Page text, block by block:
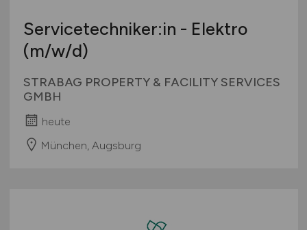
Servicetechniker:in - Elektro
(m/w/d)
STRABAG PROPERTY & FACILITY SERVICES
GMBH
heute
München, Augsburg